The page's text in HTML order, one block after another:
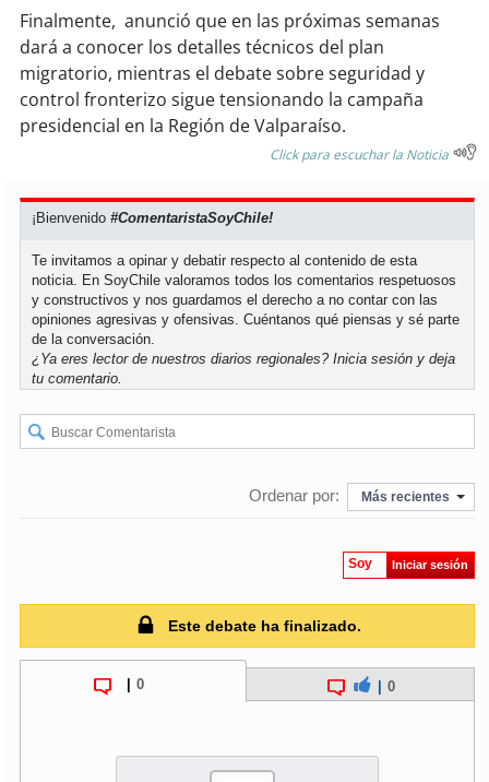
soyosorno
soy puertomontt
Finalmente, anunció que en las próximas semanas
dará a conocer los detalles técnicos del plan
migratorio, mientras el debate sobre seguridad y
control fronterizo sigue tensionando la campaña
presidencial en la Región de Valparaíso.
Click para escuchar la Noticia
¡Bienvenido#ComentaristaSoyChile!
Te invitamos a opinar y debatir respecto al contenido de esta
noticia. En SoyChile valoramos todos los comentarios respetuosos
y constructivos y nos guardamos el derecho a no contar con las
opiniones agresivas y ofensivas. Cuéntanos qué piensas y sé parte
de la conversación.
¿Ya eres lector de nuestros diarios regionales?Inicia sesión y deja
tu comentario.
Ordenar por: Más recientes
Soy Iniciar sesión
Este debate ha finalizado.
0 0